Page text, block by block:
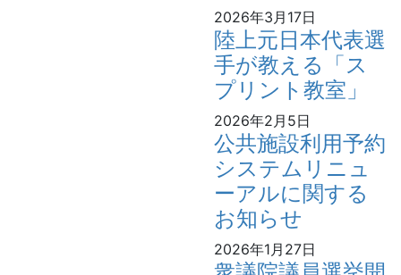
2026年3月17日
陸上元日本代表選
手が教える「ス
プリント教室」
2026年2月5日
公共施設利用予約
システムリニュ
ーアルに関する
お知らせ
2026年1月27日